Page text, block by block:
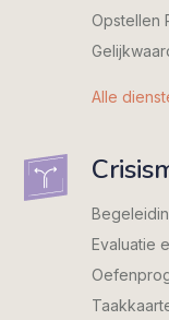
Opstellen
Alle
Evaluatie